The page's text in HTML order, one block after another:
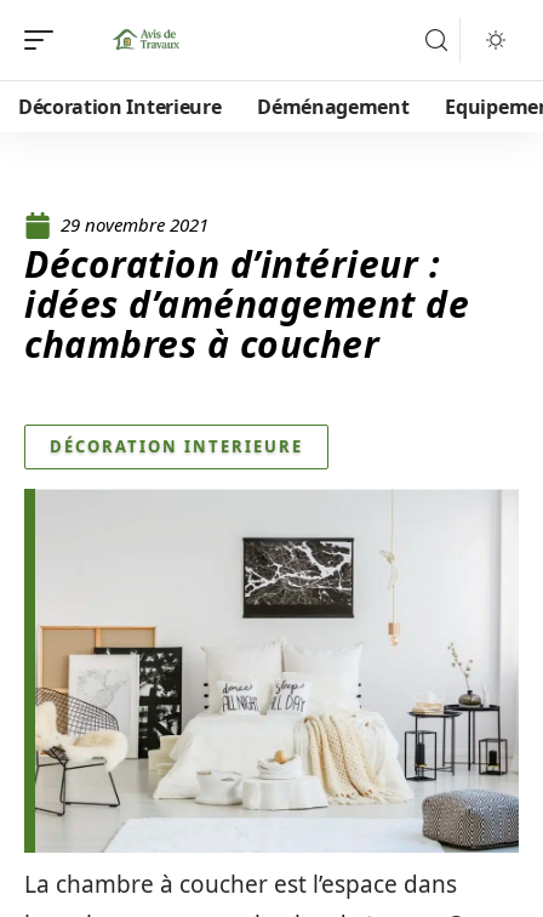
Décoration Interieure Déménagement
29 novembre 2021
Décoration d’intérieur :
idées d’aménagement de
chambres à coucher
DÉCORATION INTERIEURE
La chambre à coucher est l’espace dans